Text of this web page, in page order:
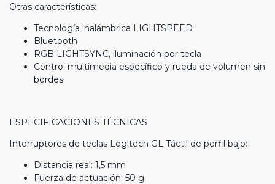
Otras características:
Tecnología inalámbrica LIGHTSPEED
Bluetooth
RGB LIGHTSYNC, iluminación por tecla
Control multimedia específico y rueda de volumen sin
bordes
ESPECIFICACIONES TÉCNICAS
Interruptores de teclas Logitech GL Táctil de perfil bajo:
Distancia real: 1,5 mm
Fuerza de actuación: 50 g